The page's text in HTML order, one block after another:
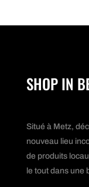
SHOP IN
Situé à Metz,
nouveau lieu
de produits
le tout dans une